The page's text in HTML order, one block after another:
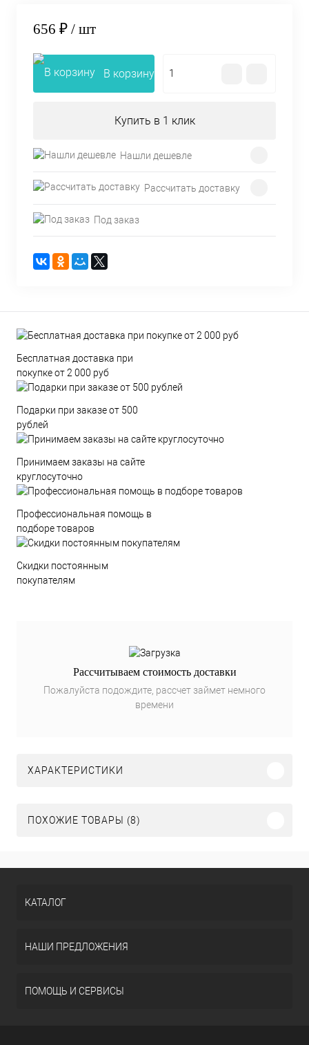
656 ₽ / шт
В корзину
Купить в 1 клик
Нашли дешевле
Рассчитать доставку
Под заказ
Бесплатная доставка при
покупке от 2 000 руб
Подарки при заказе от 500
рублей
Принимаем заказы на сайте
круглосуточно
Профессиональная помощь в
подборе товаров
Скидки постоянным
покупателям
Рассчитываем стоимость доставки
Пожалуйста подождите, рассчет займет немного
времени
ХАРАКТЕРИСТИКИ
ПОХОЖИЕ ТОВАРЫ (8)
КАТАЛОГ
НАШИ ПРЕДЛОЖЕНИЯ
ПОМОЩЬ И СЕРВИСЫ